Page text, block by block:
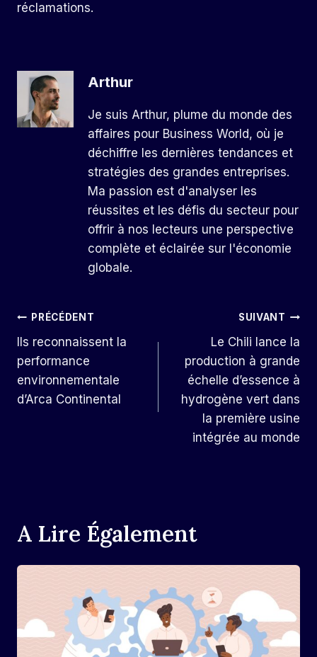
réclamations.
Arthur
Je suis Arthur, plume du monde des
affaires pour Business World, où je
déchiffre les dernières tendances et
stratégies des grandes entreprises.
Ma passion est d'analyser les
réussites et les défis du secteur pour
offrir à nos lecteurs une perspective
complète et éclairée sur l'économie
globale.
Navigation
De
L’article
PRÉCÉDENT
Ils reconnaissent la
performance
environnementale
d’Arca Continental
SUIVANT
Le Chili lance la
production à grande
échelle d’essence à
hydrogène vert dans
la première usine
intégrée au monde
A Lire Également